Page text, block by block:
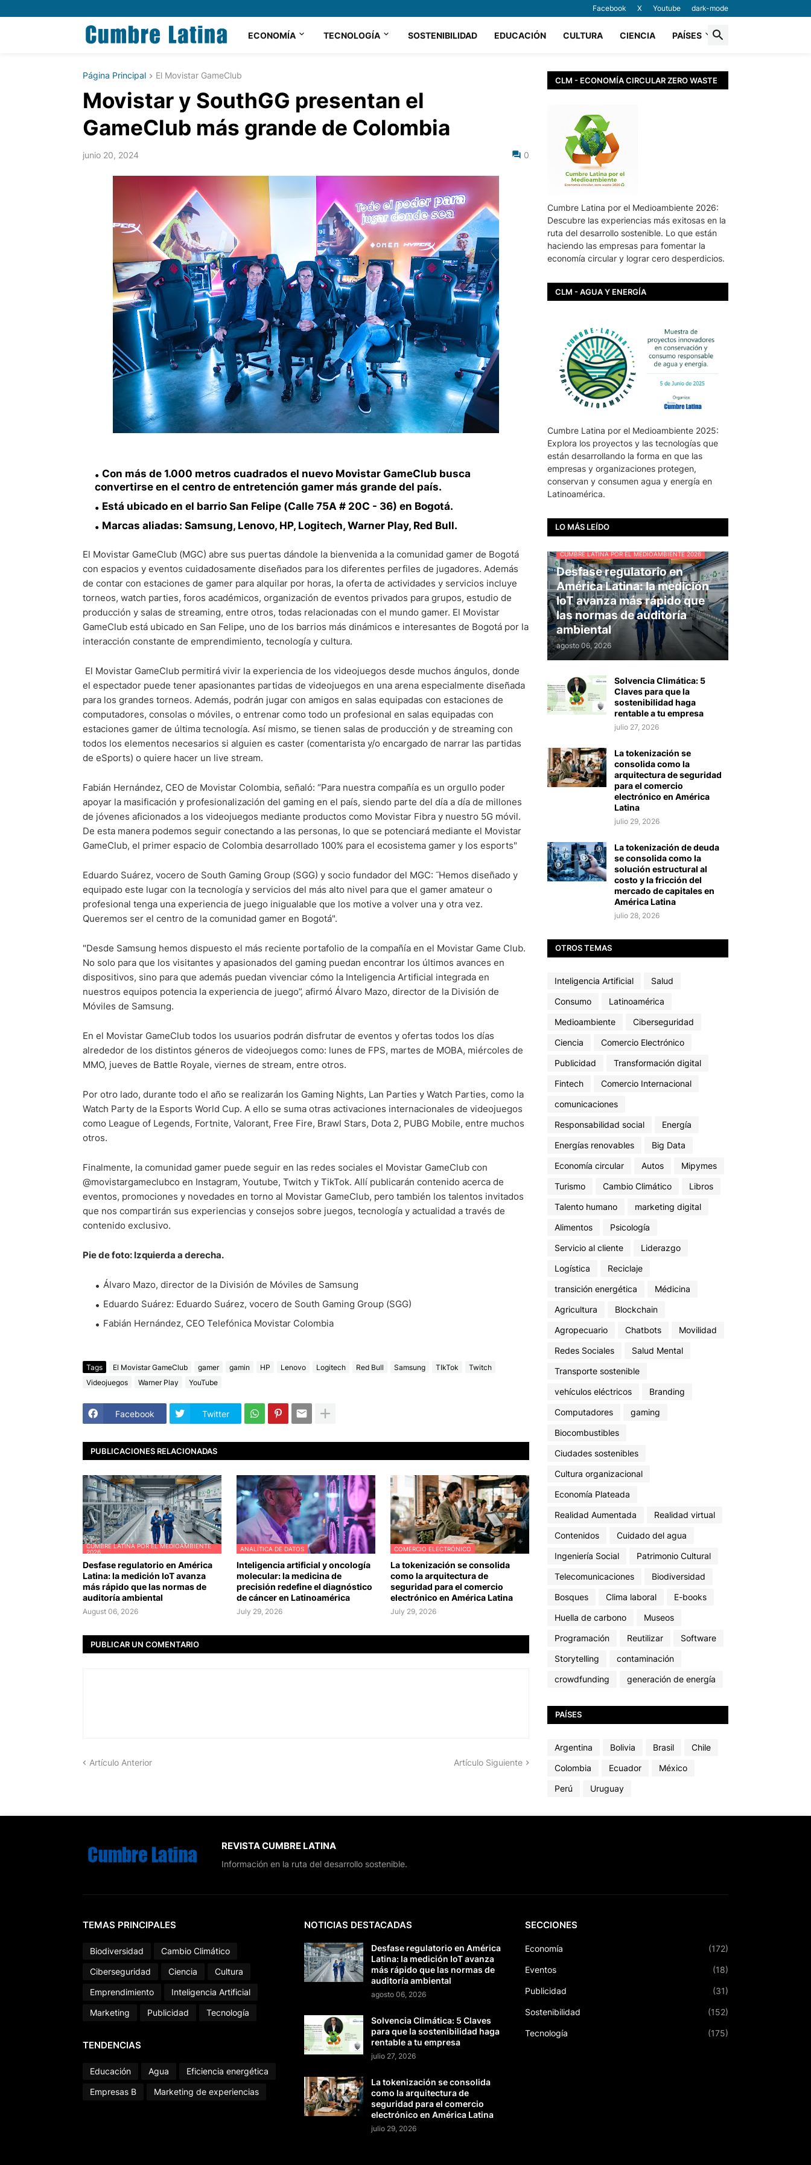
Facebook X Youtube dark-mode
ECONOMÍA TECNOLOGÍA SOSTENIBILIDAD EDUCACIÓN CULTURA CIENCIA PAÍSES
Página Principal El Movistar GameClub
Movistar y SouthGG presentan el
GameClub más grande de Colombia
junio 20, 2024 0
Con más de 1.000 metros cuadrados el nuevo Movistar GameClub busca
convertirse en el centro de entretención gamer más grande del país.
Está ubicado en el barrio San Felipe (Calle 75A # 20C - 36) en Bogotá.
Marcas aliadas: Samsung, Lenovo, HP, Logitech, Warner Play, Red Bull.
El Movistar GameClub (MGC) abre sus puertas dándole la bienvenida a la comunidad gamer de Bogotá
con espacios y eventos cuidadosamente diseñados para los diferentes perfiles de jugadores. Además
de contar con estaciones de gamer para alquilar por horas, la oferta de actividades y servicios incluye
torneos, watch parties, foros académicos, organización de eventos privados para grupos, estudio de
producción y salas de streaming, entre otros, todas relacionadas con el mundo gamer. El Movistar
GameClub está ubicado en San Felipe, uno de los barrios más dinámicos e interesantes de Bogotá por la
interacción constante de emprendimiento, tecnología y cultura.
El Movistar GameClub permitirá vivir la experiencia de los videojuegos desde muchos ángulos, donde
el espectador puede tener apasionantes partidas de videojuegos en una arena especialmente diseñada
para los grandes torneos. Además, podrán jugar con amigos en salas equipadas con estaciones de
computadores, consolas o móviles, o entrenar como todo un profesional en salas equipadas con
estaciones gamer de última tecnología. Así mismo, se tienen salas de producción y de streaming con
todos los elementos necesarios si alguien es caster (comentarista y/o encargado de narrar las partidas
de eSports) o quiere hacer un live stream.
Fabián Hernández, CEO de Movistar Colombia, señaló: “Para nuestra compañía es un orgullo poder
apoyar la masificación y profesionalización del gaming en el país, siendo parte del día a día de millones
de jóvenes aficionados a los videojuegos mediante productos como Movistar Fibra y nuestro 5G móvil.
De esta manera podemos seguir conectando a las personas, lo que se potenciará mediante el Movistar
GameClub, el primer espacio de Colombia desarrollado 100% para el ecosistema gamer y los esports"
Eduardo Suárez, vocero de South Gaming Group (SGG) y socio fundador del MGC: ˝Hemos diseñado y
equipado este lugar con la tecnología y servicios del más alto nivel para que el gamer amateur o
profesional tenga una experiencia de juego inigualable que los motive a volver una y otra vez.
Queremos ser el centro de la comunidad gamer en Bogotá".
"Desde Samsung hemos dispuesto el más reciente portafolio de la compañía en el Movistar Game Club.
No solo para que los visitantes y apasionados del gaming puedan encontrar los últimos avances en
dispositivos, sino para que además puedan vivenciar cómo la Inteligencia Artificial integrada en
nuestros equipos potencia la experiencia de juego”, afirmó Álvaro Mazo, director de la División de
Móviles de Samsung.
En el Movistar GameClub todos los usuarios podrán disfrutar de eventos y ofertas todos los días
alrededor de los distintos géneros de videojuegos como: lunes de FPS, martes de MOBA, miércoles de
MMO, jueves de Battle Royale, viernes de stream, entre otros.
Por otro lado, durante todo el año se realizarán los Gaming Nights, Lan Parties y Watch Parties, como la
Watch Party de la Esports World Cup. A ello se suma otras activaciones internacionales de videojuegos
como League of Legends, Fortnite, Valorant, Free Fire, Brawl Stars, Dota 2, PUBG Mobile, entre muchos
otros.
Finalmente, la comunidad gamer puede seguir en las redes sociales el Movistar GameClub con
@movistargameclubco en Instagram, Youtube, Twitch y TikTok. Allí publicarán contenido acerca de
eventos, promociones y novedades en torno al Movistar GameClub, pero también los talentos invitados
que nos compartirán sus experiencias y consejos sobre juegos, tecnología y actualidad a través de
contenido exclusivo.
Pie de foto: Izquierda a derecha.
Álvaro Mazo, director de la División de Móviles de Samsung
Eduardo Suárez: Eduardo Suárez, vocero de South Gaming Group (SGG)
Fabián Hernández, CEO Telefónica Movistar Colombia
Tags El Movistar GameClub gamer gamin HP Lenovo Logitech Red Bull Samsung TIkTok
Twitch
Videojuegos
Warner Play YouTube
Facebook Twitter
PUBLICACIONES RELACIONADAS
CUMBRE LATINA POR EL MEDIOAMBIENTE
2026
Desfase regulatorio en América
Latina: la medición IoT avanza
más rápido que las normas de
auditoría ambiental
August 06, 2026
ANALÍTICA DE DATOS
Inteligencia artificial y oncología
molecular: la medicina de
precisión redefine el diagnóstico
de cáncer en Latinoamérica
July 29, 2026
COMERCIO ELECTRÓNICO
La tokenización se consolida
como la arquitectura de
seguridad para el comercio
electrónico en América Latina
July 29, 2026
PUBLICAR UN COMENTARIO
Artículo Anterior Artículo Siguiente
CLM - ECONOMÍA CIRCULAR ZERO WASTE
Cumbre Latina por el Medioambiente 2026:
Descubre las experiencias más exitosas en la
ruta del desarrollo sostenible. Lo que están
haciendo las empresas para fomentar la
economía circular y lograr cero desperdicios.
CLM - AGUA Y ENERGÍA
Cumbre Latina por el Medioambiente 2025:
Explora los proyectos y las tecnologías que
están desarrollando la forma en que las
empresas y organizaciones protegen,
conservan y consumen agua y energía en
Latinoamérica.
LO MÁS LEÍDO
CUMBRE LATINA POR EL MEDIOAMBIENTE 2026
Desfase regulatorio en
América Latina: la medición
IoT avanza más rápido que
las normas de auditoría
ambiental
agosto 06, 2026
Solvencia Climática: 5
Claves para que la
sostenibilidad haga
rentable a tu empresa
julio 27, 2026
La tokenización se
consolida como la
arquitectura de seguridad
para el comercio
electrónico en América
Latina
julio 29, 2026
La tokenización de deuda
se consolida como la
solución estructural al
costo y la fricción del
mercado de capitales en
América Latina
julio 28, 2026
OTROS TEMAS
Inteligencia Artificial
Salud
Consumo
Latinoamérica
Medioambiente
Ciberseguridad
Ciencia
Comercio Electrónico
Publicidad
Transformación digital
Fintech
Comercio Internacional
comunicaciones
Responsabilidad social
Energía
Energías renovables
Big Data
Economía circular
Autos
Mipymes
Turismo
Cambio Climático
Libros
Talento humano
marketing digital
Alimentos
Psicología
Servicio al cliente
Liderazgo
Logística
Reciclaje
transición energética
Médicina
Agricultura
Blockchain
Agropecuario
Chatbots
Movilidad
Redes Sociales
Salud Mental
Transporte sostenible
vehículos eléctricos
Branding
Computadores
gaming
Biocombustibles
Ciudades sostenibles
Cultura organizacional
Economía Plateada
Realidad Aumentada
Realidad virtual
Contenidos
Cuidado del agua
Ingeniería Social
Patrimonio Cultural
Telecomunicaciones
Biodiversidad
Bosques
Clima laboral
E-books
Huella de carbono
Museos
Programación
Reutilizar
Software
Storytelling
contaminación
crowdfunding
generación de energía
PAÍSES
Argentina Bolivia Brasil
Chile
Colombia
Ecuador
México
Perú
Uruguay
REVISTA CUMBRE LATINA
Información en la ruta del desarrollo sostenible.
TEMAS PRINCIPALES
Biodiversidad
Cambio Climático
Ciberseguridad
Ciencia
Cultura
Emprendimiento
Inteligencia Artificial
Marketing
Publicidad Tecnología
TENDENCIAS
Educación Agua
Eficiencia energética
Empresas B
Marketing de experiencias
NOTICIAS DESTACADAS
Desfase regulatorio en América
Latina: la medición IoT avanza
más rápido que las normas de
auditoría ambiental
agosto 06, 2026
Solvencia Climática: 5 Claves
para que la sostenibilidad haga
rentable a tu empresa
julio 27, 2026
La tokenización se consolida
como la arquitectura de
seguridad para el comercio
electrónico en América Latina
julio 29, 2026
SECCIONES
Economía (172)
Eventos (18)
Publicidad (31)
Sostenibilidad (152)
Tecnología (175)